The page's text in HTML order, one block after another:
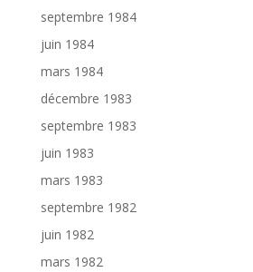
septembre 1984
juin 1984
mars 1984
décembre 1983
septembre 1983
juin 1983
mars 1983
septembre 1982
juin 1982
mars 1982